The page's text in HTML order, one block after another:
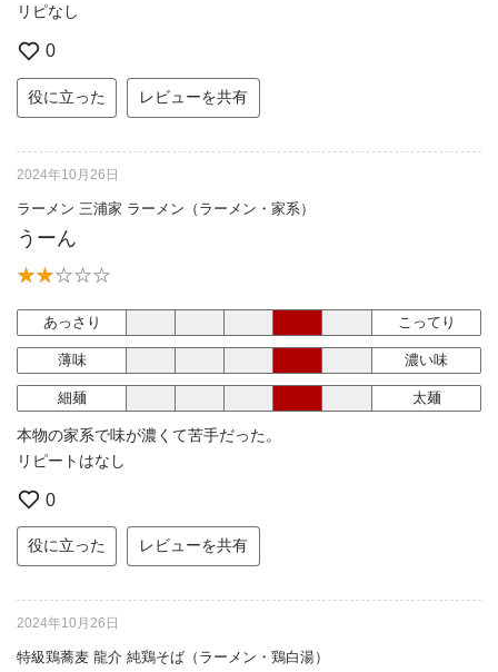
リピなし
0
役に立った レビューを共有
2024年10月26日
ラーメン 三浦家 ラーメン（ラーメン・家系）
うーん
あっさり こってり
薄味 濃い味
細麺 太麺
本物の家系で味が濃くて苦手だった。
リピートはなし
0
役に立った レビューを共有
2024年10月26日
特級鶏蕎麦 龍介 純鶏そば（ラーメン・鶏白湯）